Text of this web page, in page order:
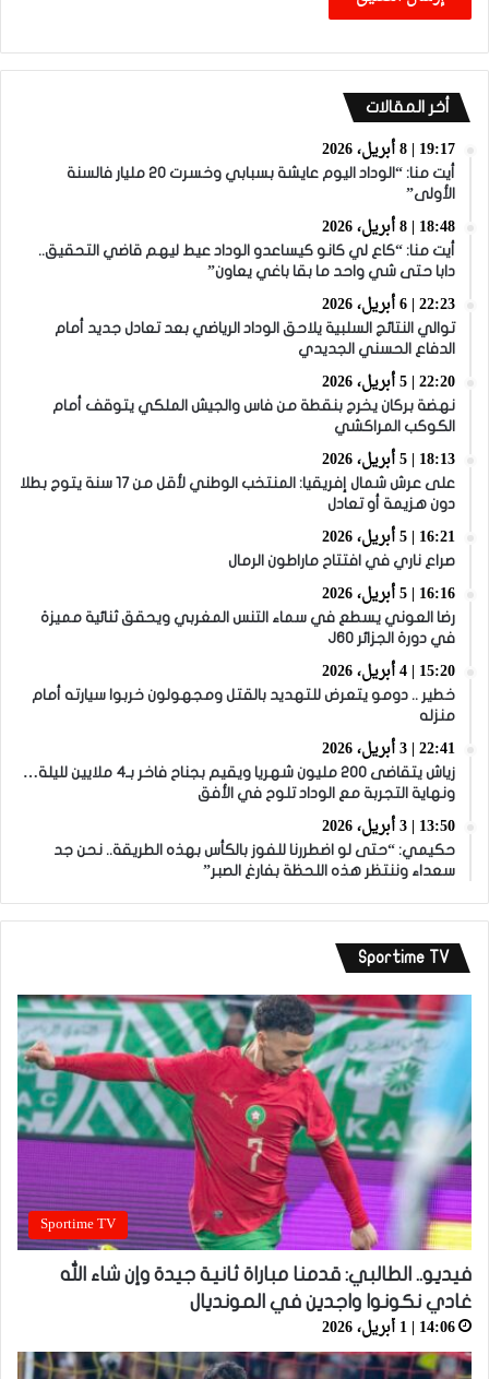
أخر المقالات
19:17 | 8 أبريل، 2026
أيت منا: “الوداد اليوم عايشة بسبابي وخسرت 20 مليار فالسنة
الأولى”
18:48 | 8 أبريل، 2026
أيت منا: “كاع لي كانو كيساعدو الوداد عيط ليهم قاضي التحقيق..
دابا حتى شي واحد ما بقا باغي يعاون”
22:23 | 6 أبريل، 2026
توالي النتائج السلبية يلاحق الوداد الرياضي بعد تعادل جديد أمام
الدفاع الحسني الجديدي
22:20 | 5 أبريل، 2026
نهضة بركان يخرج بنقطة من فاس والجيش الملكي يتوقف أمام
الكوكب المراكشي
18:13 | 5 أبريل، 2026
على عرش شمال إفريقيا: المنتخب الوطني لأقل من 17 سنة يتوج بطلا
دون هزيمة أو تعادل
16:21 | 5 أبريل، 2026
صراع ناري في افتتاح ماراطون الرمال
16:16 | 5 أبريل، 2026
رضا العوني يسطع في سماء التنس المغربي ويحقق ثنائية مميزة
في دورة الجزائر J60
15:20 | 4 أبريل، 2026
خطير .. دومو يتعرض للتهديد بالقتل ومجهولون خربوا سيارته أمام
منزله
22:41 | 3 أبريل، 2026
زياش يتقاضى 200 مليون شهريا ويقيم بجناح فاخر بـ4 ملايين لليلة…
ونهاية التجربة مع الوداد تلوح في الأفق
13:50 | 3 أبريل، 2026
حكيمي: “حتى لو اضطررنا للفوز بالكأس بهذه الطريقة.. نحن جد
سعداء وننتظر هذه اللحظة بفارغ الصبر”
Sportime TV
Sportime TV
فيديو.. الطالبي: قدمنا مباراة ثانية جيدة وإن شاء الله
غادي نكونوا واجدين في المونديال
14:06 | 1 أبريل، 2026